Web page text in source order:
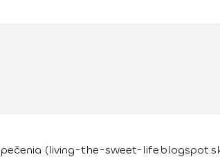
(living-the-sweet-